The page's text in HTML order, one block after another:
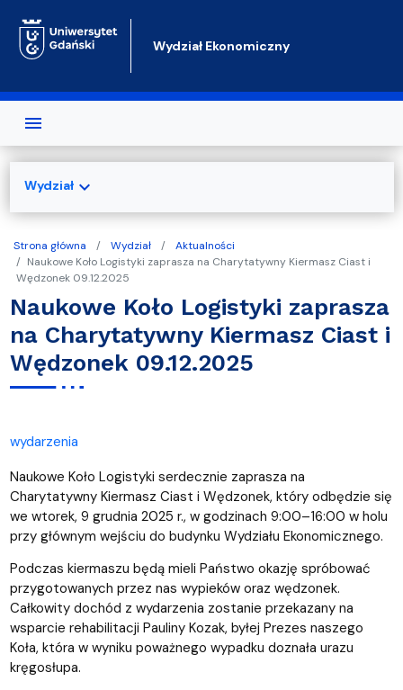
Wydział Ekonomiczny
Strona główna Wydział
Aktualności
Naukowe Koło Logistyki zaprasza na Charytatywny Kiermasz Ciast i
Wędzonek 09.12.2025
Naukowe Koło Logistyki zaprasza
na Charytatywny Kiermasz Ciast i
Wędzonek 09.12.2025
wydarzenia
Naukowe Koło Logistyki serdecznie zaprasza na
Charytatywny Kiermasz Ciast i Wędzonek, który odbędzie się
we wtorek, 9 grudnia 2025 r., w godzinach 9:00–16:00 w holu
przy głównym wejściu do budynku Wydziału Ekonomicznego.
Podczas kiermaszu będą mieli Państwo okazję spróbować
przygotowanych przez nas wypieków oraz wędzonek.
Całkowity dochód z wydarzenia zostanie przekazany na
wsparcie rehabilitacji Pauliny Kozak, byłej Prezes naszego
Koła, która w wyniku poważnego wypadku doznała urazu
kręgosłupa.
Wydziałexpand_more